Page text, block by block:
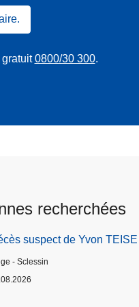
gratuit0800/30 300.
recherchées
suspect de Yvon
- Sclessin